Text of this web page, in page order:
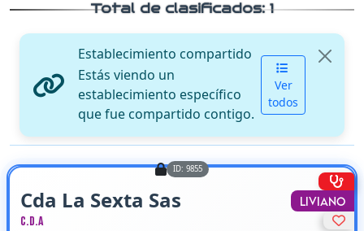
Total de clasificados:1
Establecimiento compartido
Estás viendo un
establecimiento específico
que fue compartido contigo.
Ver
todos
ID: 9855
Liviano
Cda La Sexta Sas
C.D.A